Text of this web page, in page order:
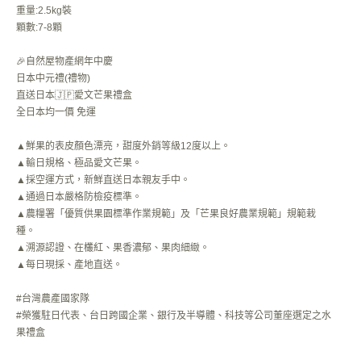
重量:2.5kg裝
顆數:7-8顆
🎉自然屋物產網年中慶
日本中元禮(禮物)
直送日本🇯🇵愛文芒果禮盒
全日本均一價 免運
▲鮮果的表皮顏色漂亮，甜度外銷等級12度以上。
▲輸日規格、極品愛文芒果。
▲採空運方式，新鮮直送日本親友手中。
▲通過日本嚴格防檢疫標準。
▲農糧署「優質供果園標準作業規範」及「芒果良好農業規範」規範栽
種。
▲溯源認證、在欉紅、果香濃郁、果肉細緻。
▲每日現採、產地直送。
#台灣農產國家隊
#榮獲駐日代表、台日跨國企業、銀行及半導體、科技等公司董座選定之水
果禮盒